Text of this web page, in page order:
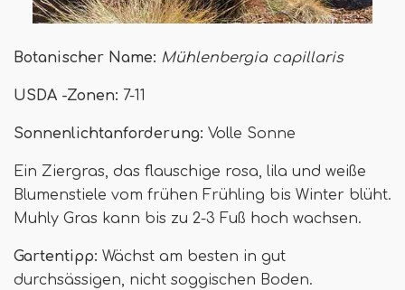
Botanischer Name: Mühlenbergia capillaris
USDA -Zonen: 7-11
Sonnenlichtanforderung: Volle Sonne
Ein Ziergras, das flauschige rosa, lila und weiße
Blumenstiele vom frühen Frühling bis Winter blüht.
Muhly Gras kann bis zu 2-3 Fuß hoch wachsen.
Gartentipp: Wächst am besten in gut
durchsässigen, nicht soggischen Boden.